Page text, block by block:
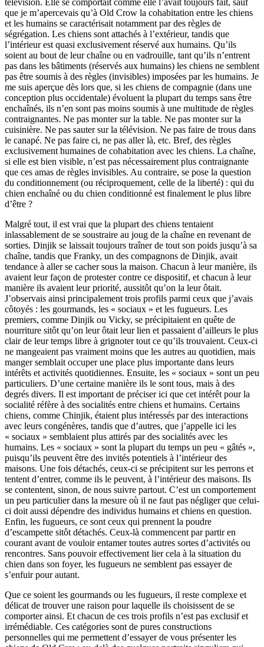
télévision. Elle se comportait comme elle l’avait toujours fait, sauf
que je m’apercevais qu’à Old Crow la cohabitation entre les chiens
et les humains se caractérisait notamment par des règles de
ségrégation. Les chiens sont attachés à l’extérieur, tandis que
l’intérieur est quasi exclusivement réservé aux humains. Qu’ils
soient au bout de leur chaîne ou en vadrouille, tant qu’ils n’entrent
pas dans les bâtiments (réservés aux humains) les chiens ne semblent
pas être soumis à des règles (invisibles) imposées par les humains. Je
me suis aperçue dès lors que, si les chiens de compagnie (dans une
conception plus occidentale) évoluent la plupart du temps sans être
enchaînés, ils n’en sont pas moins soumis à une multitude de règles
contraignantes. Ne pas monter sur la table. Ne pas monter sur la
cuisinière. Ne pas sauter sur la télévision. Ne pas faire de trous dans
le canapé. Ne pas faire ci, ne pas aller là, etc. Bref, des règles
exclusivement humaines de cohabitation avec les chiens. La chaîne,
si elle est bien visible, n’est pas nécessairement plus contraignante
que ces amas de règles invisibles. Au contraire, se pose la question
du conditionnement (ou réciproquement, celle de la liberté) : qui du
chien enchaîné ou du chien conditionné est finalement le plus libre
d’être ?
Malgré tout, il est vrai que la plupart des chiens tentaient
inlassablement de se soustraire au joug de la chaîne en revenant de
sorties. Dinjik se laissait toujours traîner de tout son poids jusqu’à sa
chaîne, tandis que Franky, un des compagnons de Dinjik, avait
tendance à aller se cacher sous la maison. Chacun à leur manière, ils
avaient leur façon de protester contre ce dispositif, et chacun à leur
manière ils avaient leur priorité, aussitôt qu’on la leur ôtait.
J’observais ainsi principalement trois profils parmi ceux que j’avais
côtoyés : les gourmands, les « sociaux » et les fugueurs. Les
premiers, comme Dinjik ou Vicky, se précipitaient en quête de
nourriture sitôt qu’on leur ôtait leur lien et passaient d’ailleurs le plus
clair de leur temps libre à grignoter tout ce qu’ils trouvaient. Ceux-ci
ne mangeaient pas vraiment moins que les autres au quotidien, mais
manger semblait occuper une place plus importante dans leurs
intérêts et activités quotidiennes. Ensuite, les « sociaux » sont un peu
particuliers. D’une certaine manière ils le sont tous, mais à des
degrés divers. Il est important de préciser ici que cet intérêt pour la
socialité réfère à des socialités entre chiens et humains. Certains
chiens, comme Chinjik, étaient plus intéressés par des interactions
avec leurs congénères, tandis que d’autres, que j’appelle ici les
« sociaux » semblaient plus attirés par des socialités avec les
humains. Les « sociaux » sont la plupart du temps un peu « gâtés »,
puisqu’ils peuvent être des invités potentiels à l’intérieur des
maisons. Une fois détachés, ceux-ci se précipitent sur les perrons et
tentent d’entrer, comme ils le peuvent, à l’intérieur des maisons. Ils
se contentent, sinon, de nous suivre partout. C’est un comportement
un peu particulier dans la mesure où il ne faut pas négliger que celui-
ci doit aussi dépendre des individus humains et chiens en question.
Enfin, les fugueurs, ce sont ceux qui prennent la poudre
d’escampette sitôt détachés. Ceux-là commencent par partir en
courant avant de vouloir entamer toutes autres sortes d’activités ou
rencontres. Sans pouvoir effectivement lier cela à la situation du
chien dans son foyer, les fugueurs ne semblent pas essayer de
s’enfuir pour autant.
Que ce soient les gourmands ou les fugueurs, il reste complexe et
délicat de trouver une raison pour laquelle ils choisissent de se
comporter ainsi. Et chacun de ces trois profils n’est pas exclusif et
irrémédiable. Ces catégories sont de pures constructions
personnelles qui me permettent d’essayer de vous présenter les